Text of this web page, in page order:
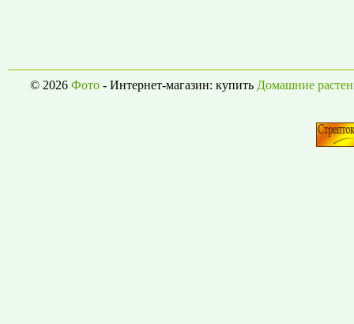
© 2026 Фото - Интернет-магазин: купить Домашние